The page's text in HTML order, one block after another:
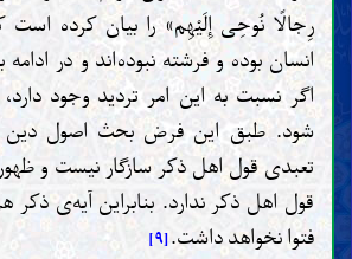
رِجالًا نُوحِی إِلَیْهِم»‏ را بیان کرده است
انسان بوده و فرشته نبوده‌اند و در
اگر نسبت به این امر تردید وجود
شود. طبق این فرض بحث اصول
تعبدی قول اهل ذکر سازگار نیست و
قول اهل ذکر ندارد. بنابراین آیه‌ی
فتوا نخواهد داشت.[۹]